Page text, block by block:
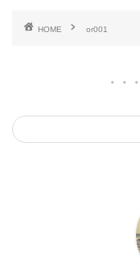
HOME or001